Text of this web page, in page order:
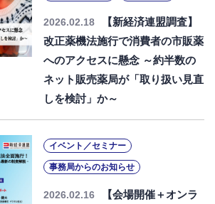
2026.02.18
【新経済連盟調査】
改正薬機法施行で消費者の市販薬
へのアクセスに懸念 ～約半数の
ネット販売薬局が「取り扱い見直
しを検討」か～
イベント／セミナー
事務局からのお知らせ
2026.02.16
【会場開催＋オンラ